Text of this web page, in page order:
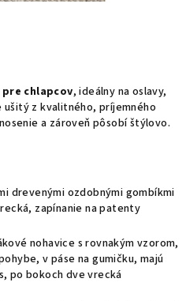
chlapcov, ideálny na oslavy,
z kvalitného, príjemného
a zároveň pôsobí štýlovo.
drevenými ozdobnými gombíkmi
zapínanie na patenty
nohavice s rovnakým vzorom,
v páse na gumičku, majú
po bokoch dve vrecká